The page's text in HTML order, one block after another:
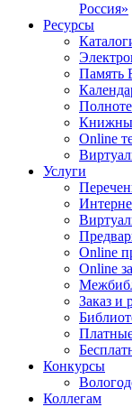
Россия»
Ресурсы
Память
Online
Услуги
Online
Online
Заказ и
Конкурсы
Коллегам